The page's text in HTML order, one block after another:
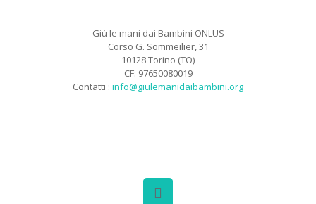
Giù le mani dai Bambini ONLUS
Corso G. Sommeilier, 31
10128 Torino (TO)
CF: 97650080019
Contatti : info@giulemanidaibambini.org